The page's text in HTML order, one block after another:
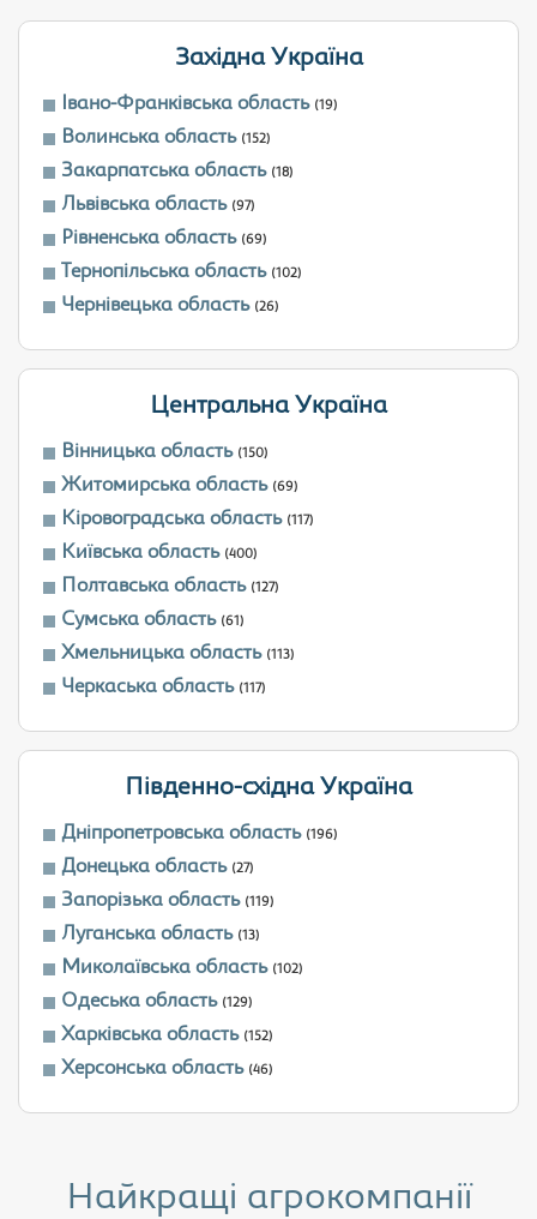
Західна Україна
Івано-Франківська область (19)
Волинська область (152)
Закарпатська область (18)
Львівська область (97)
Рівненська область (69)
Тернопільська область (102)
Чернівецька область (26)
Центральна Україна
Вінницька область (150)
Житомирська область (69)
Кіровоградська область (117)
Київська область (400)
Полтавська область (127)
Сумська область (61)
Хмельницька область (113)
Черкаська область (117)
Південно-східна Україна
Дніпропетровська область (196)
Донецька область (27)
Запорізька область (119)
Луганська область (13)
Миколаївська область (102)
Одеська область (129)
Харківська область (152)
Херсонська область (46)
Найкращі агрокомпанії